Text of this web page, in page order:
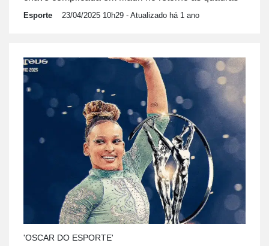
Esporte 23/04/2025 10h29 - Atualizado há 1 ano
'OSCAR DO ESPORTE'